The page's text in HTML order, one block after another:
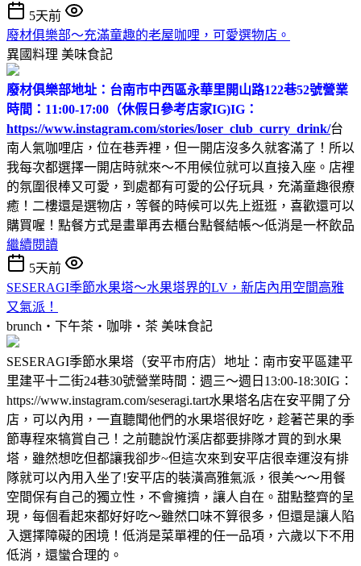
5天前
廢材俱樂部～充滿童趣的老屋咖哩，可愛選物店。
異國料理 美味食記
廢材俱樂部地址：台南市中西區永華里開山路122巷52號營業
時間：11:00-17:00（休假日參考店家IG)IG：
https://www.instagram.com/stories/loser_club_curry_drink/台
南人氣咖哩店，位在巷弄裡，但一開店沒多久就客滿了！所以
我每次都選擇一開店時就來～不用候位就可以直接入座。店裡
的氛圍很棒又可愛，到處都有可愛的公仔玩具，充滿童趣很療
癒！二樓還是選物店，等餐的時候可以先上逛逛，喜歡還可以
購買喔！點餐方式是畫單再去櫃台點餐結帳～低消是一杯飲品
繼續閱讀
5天前
SESERAGI季節水果塔～水果塔界的LV，新店內用空間高雅
又氣派！
brunch‧下午茶‧咖啡‧茶 美味食記
SESERAGI季節水果塔（安平市府店）地址：南市安平區建平
里建平十二街24巷30號營業時間：週三～週日13:00-18:30IG：
https://www.instagram.com/seseragi.tart水果塔名店在安平開了分
店，可以內用，一直聽聞他們的水果塔很好吃，趁著芒果的季
節專程來犒賞自己！之前聽說竹溪店都要排隊才買的到水果
塔，雖然想吃但都讓我卻步~但這次來到安平店很幸運沒有排
隊就可以內用入坐了!安平店的裝潢高雅氣派，很美～～用餐
空間保有自己的獨立性，不會擁擠，讓人自在。甜點整齊的呈
現，每個看起來都好好吃～雖然口味不算很多，但還是讓人陷
入選擇障礙的困境！低消是菜單裡的任一品項，六歲以下不用
低消，還蠻合理的。